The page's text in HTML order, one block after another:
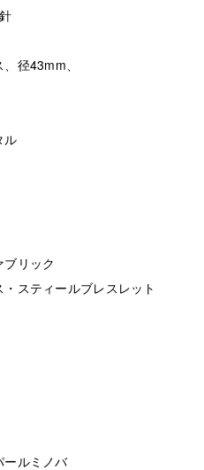
径43mm、
ル
リック
スティールブレスレット
ールミノバ